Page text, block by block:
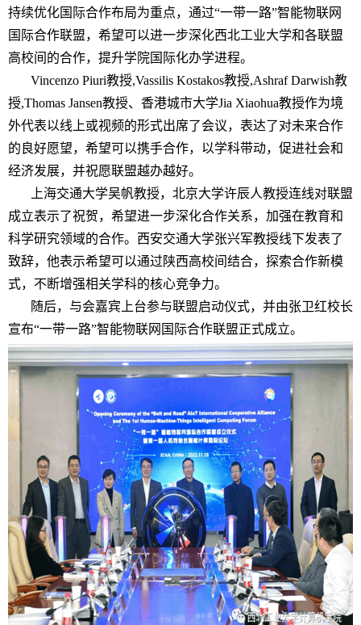
持续优化国际合作布局为重点，通过“一带一路”智能物联网
国际合作联盟，希望可以进一步深化西北工业大学和各联盟
高校间的合作，提升学院国际化办学进程。
Vincenzo Piuri教授,Vassilis Kostakos教授,Ashraf Darwish教
授,Thomas Jansen教授、香港城市大学Jia Xiaohua教授作为境
外代表以线上或视频的形式出席了会议，表达了对未来合作
的良好愿望，希望可以携手合作，以学科带动，促进社会和
经济发展，并祝愿联盟越办越好。
上海交通大学吴帆教授，北京大学许辰人教授连线对联盟
成立表示了祝贺，希望进一步深化合作关系，加强在教育和
科学研究领域的合作。西安交通大学张兴军教授线下发表了
致辞，他表示希望可以通过陕西高校间结合，探索合作新模
式，不断增强相关学科的核心竞争力。
随后，与会嘉宾上台参与联盟启动仪式，并由张卫红校长
宣布“一带一路”智能物联网国际合作联盟正式成立。